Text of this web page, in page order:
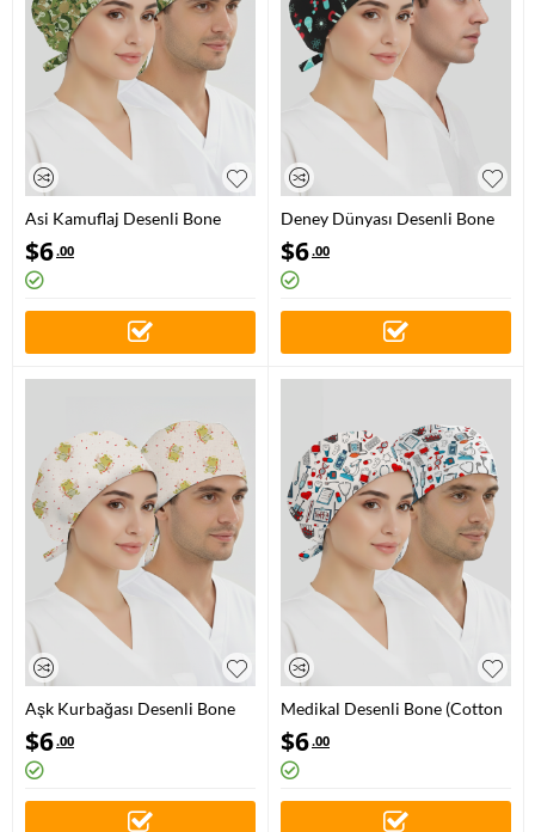
Asi Kamuflaj Desenli Bone
(Cotton Likra Kumaş)
$6.00
Deney Dünyası Desenli Bone
(Cotton Likra Kumaş)
$6.00
Aşk Kurbağası Desenli Bone
(Cotton Likra Kumaş)
$6.00
Medikal Desenli Bone (Cotton
Likra Kumaş)
$6.00